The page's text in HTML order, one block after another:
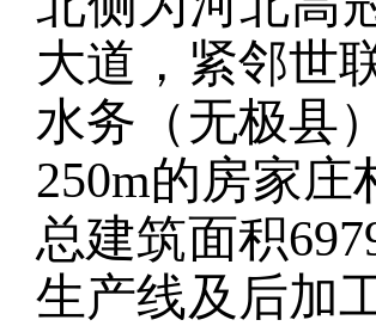
大道，紧邻世
水务（无极县
250m的房家庄
总建筑面积
生产线及后加